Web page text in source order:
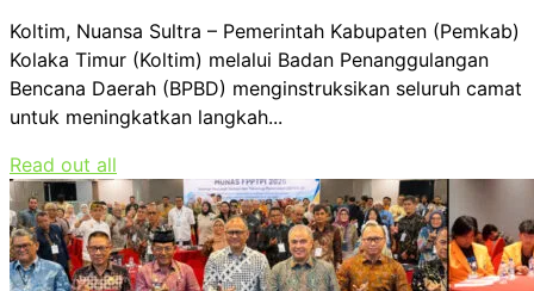
Koltim, Nuansa Sultra – Pemerintah Kabupaten (Pemkab)
Kolaka Timur (Koltim) melalui Badan Penanggulangan
Bencana Daerah (BPBD) menginstruksikan seluruh camat
untuk meningkatkan langkah...
Read out all